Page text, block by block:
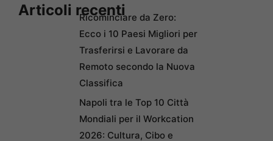
Articoli recentiRicominciare da Zero:
Ecco i 10 Paesi Migliori per
Trasferirsi e Lavorare da
Remoto secondo la Nuova
Classifica
Napoli tra le Top 10 Città
Mondiali per il Workcation
2026: Cultura, Cibo e